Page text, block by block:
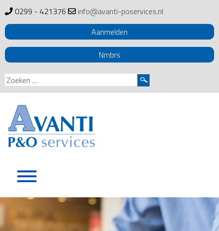
0299 - 421376
info@avanti-poservices.nl
Aanmelden
Nmbrs
Zoeken
naar: